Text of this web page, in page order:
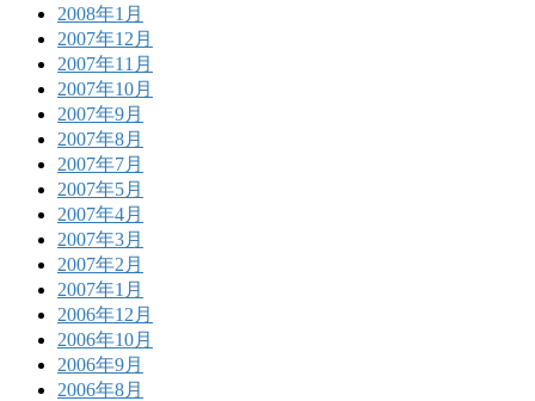
2008年1月
2007年12月
2007年11月
2007年10月
2007年9月
2007年8月
2007年7月
2007年5月
2007年4月
2007年3月
2007年2月
2007年1月
2006年12月
2006年10月
2006年9月
2006年8月